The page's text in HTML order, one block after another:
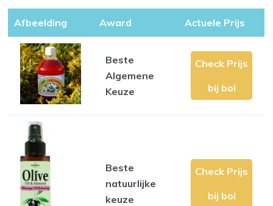
Afbeelding Award Actuele Prijs
Beste
Algemene
Keuze
Check Prijs
bij bol
Beste
natuurlijke
keuze
Check Prijs
bij bol